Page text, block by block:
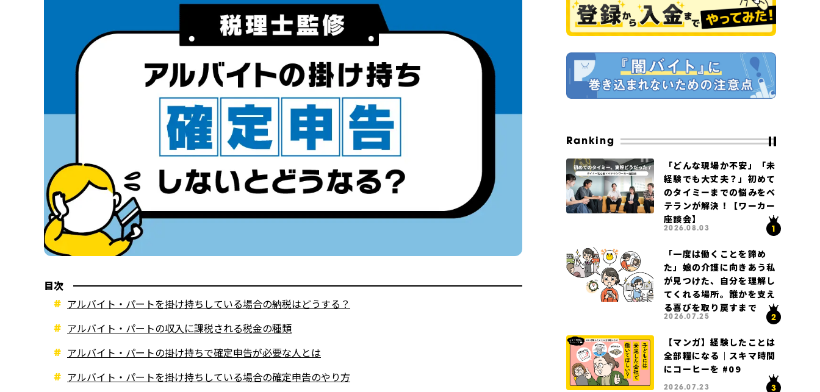
目次
アルバイト・パートを掛け持ちしている場合の納税はどうする？
アルバイト・パートの収入に課税される税金の種類
アルバイト・パートの掛け持ちで確定申告が必要な人とは
アルバイト・パートを掛け持ちしている場合の確定申告のやり方
Ranking
「どんな現場か不安」「未
経験でも大丈夫？」初めて
のタイミーまでの悩みをベ
テランが解決！【ワーカー
座談会】
2026.08.03
「一度は働くことを諦め
た」娘の介護に向きあう私
が見つけた、自分を理解し
てくれる場所。誰かを支え
る喜びを取り戻すまで
2026.07.25
【マンガ】経験したことは
全部糧になる｜スキマ時間
にコーヒーを #09
2026.07.23